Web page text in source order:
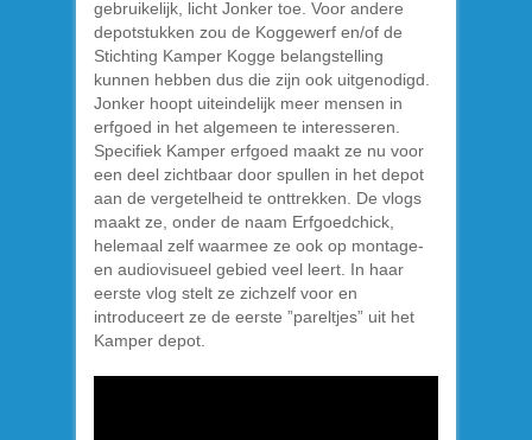
gebruikelijk, licht Jonker toe. Voor andere
depotstukken zou de Koggewerf en/of de
Stichting Kamper Kogge belangstelling
kunnen hebben dus die zijn ook uitgenodigd.
Jonker hoopt uiteindelijk meer mensen in
erfgoed in het algemeen te interesseren.
Specifiek Kamper erfgoed maakt ze nu voor
een deel zichtbaar door spullen in het depot
aan de vergetelheid te onttrekken. De vlogs
maakt ze, onder de naam Erfgoedchick,
helemaal zelf waarmee ze ook op montage-
en audiovisueel gebied veel leert. In haar
eerste vlog stelt ze zichzelf voor en
introduceert ze de eerste ”pareltjes” uit het
Kamper depot.